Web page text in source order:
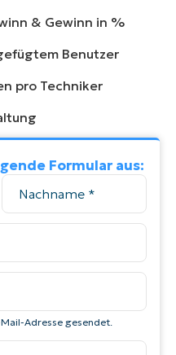
& Gewinn in %
Benutzer
pro Techniker
Formular aus: